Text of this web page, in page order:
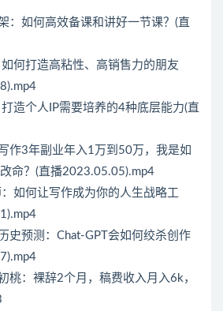
：如何高效备课和讲好一节课？(直
何打造高粘性、高销售力的朋友
造个人IP需要培养的4种底层能力(直
作3年副业年入1万到50万，我是如
命？(直播2023.05.05).mp4
如何让写作成为你的人生战略工
史预测：Chat-GPT会如何绞杀创作
桃：裸辞2个月，稿费收入月入6k，